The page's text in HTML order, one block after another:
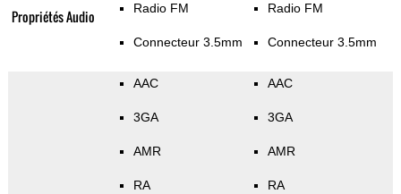
Propriétés Audio Radio FM
Connecteur 3.5mm
Radio FM
Connecteur 3.5mm
AAC
3GA
AMR
RA
AAC
3GA
AMR
RA